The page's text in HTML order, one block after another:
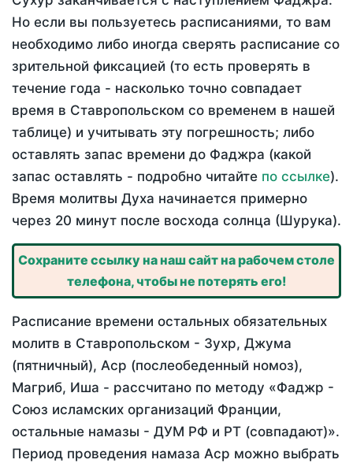
Но если вы пользуетесь расписаниями, то вам
необходимо либо иногда сверять расписание со
зрительной фиксацией (то есть проверять в
течение года - насколько точно совпадает
время в Ставропольском со временем в нашей
таблице) и учитывать эту погрешность; либо
оставлять запас времени до Фаджра (какой
запас оставлять - подробно читайте по ссылке).
Время молитвы Духа начинается примерно
через 20 минут после восхода солнца (Шурука).
Сохраните ссылку на наш сайт на рабочем столе
телефона, чтобы не потерять его!
Расписание времени остальных обязательных
молитв в Ставропольском - Зухр, Джума
(пятничный), Аср (послеобеденный номоз),
Магриб, Иша - рассчитано по методу «Фаджр -
Союз исламских организаций Франции,
остальные намазы - ДУМ РФ и РТ (совпадают)».
Период проведения намаза Аср можно выбрать